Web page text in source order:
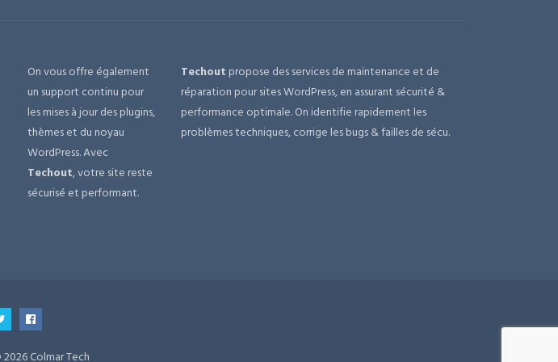
On vous offre également
un support continu pour
les mises à jour des plugins,
thèmes et du noyau
WordPress. Avec
Techout, votre site reste
sécurisé et performant.
Techout propose des services de maintenance et de
réparation pour sites WordPress, en assurant sécurité &
performance optimale. On identifie rapidement les
problèmes techniques, corrige les bugs & failles de sécu.
Colmar Tech